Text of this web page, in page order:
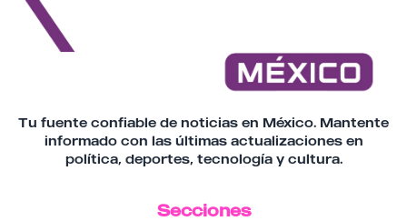
Tu fuente confiable de noticias en México. Mantente
informado con las últimas actualizaciones en
política, deportes, tecnología y cultura.
Secciones